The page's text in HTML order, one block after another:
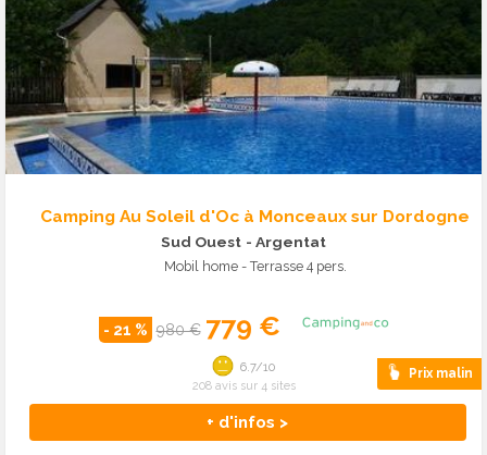
Camping Au Soleil d'Oc à Monceaux sur Dordogne
Sud Ouest - Argentat
Mobil home - Terrasse 4 pers.
- 21 % 980 € 779 €
Prix malin
+ d'infos >
6.7/10
208 avis sur 4 sites